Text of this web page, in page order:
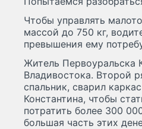
Чтобы управлять
массой до 750 кг,
превышения ему
Житель Первоуральска
Владивостока. Второй
спальник, сварил
Константина, чтобы
потратить более 300
большая часть этих